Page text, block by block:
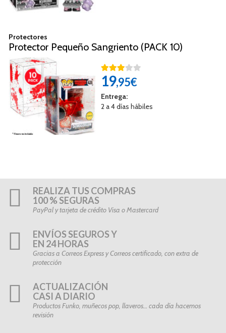
Protectores
Protector Pequeño Sangriento (PACK 10)
19,95€
Entrega:
2 a 4 días hábiles
REALIZA TUS COMPRAS
100 % SEGURAS
PayPal y tarjeta de crédito Visa o Mastercard
ENVÍOS SEGUROS Y
EN 24 HORAS
Gracias a Correos Express y Correos certificado, con extra de
protección
ACTUALIZACIÓN
CASI A DIARIO
Productos Funko, muñecos pop, llaveros… cada día hacemos
revisión